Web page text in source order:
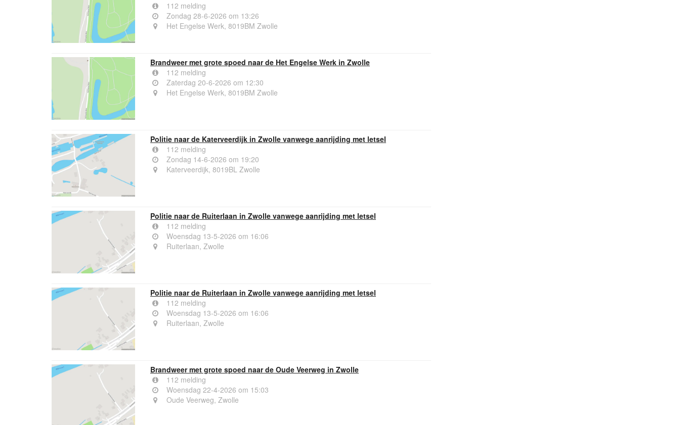
112 melding
Zondag 28-6-2026 om 13:26
Het Engelse Werk, 8019BM Zwolle
Brandweer met grote spoed naar de Het Engelse Werk in Zwolle
112 melding
Zaterdag 20-6-2026 om 12:30
Het Engelse Werk, 8019BM Zwolle
Politie naar de Katerveerdijk in Zwolle vanwege aanrijding met letsel
112 melding
Zondag 14-6-2026 om 19:20
Katerveerdijk, 8019BL Zwolle
Politie naar de Ruiterlaan in Zwolle vanwege aanrijding met letsel
112 melding
Woensdag 13-5-2026 om 16:06
Ruiterlaan, Zwolle
Politie naar de Ruiterlaan in Zwolle vanwege aanrijding met letsel
112 melding
Woensdag 13-5-2026 om 16:06
Ruiterlaan, Zwolle
Brandweer met grote spoed naar de Oude Veerweg in Zwolle
112 melding
Woensdag 22-4-2026 om 15:03
Oude Veerweg, Zwolle